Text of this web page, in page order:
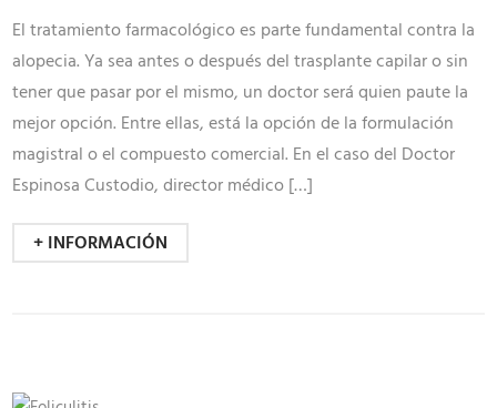
El tratamiento farmacológico es parte fundamental contra la
alopecia. Ya sea antes o después del trasplante capilar o sin
tener que pasar por el mismo, un doctor será quien paute la
mejor opción. Entre ellas, está la opción de la formulación
magistral o el compuesto comercial. En el caso del Doctor
Espinosa Custodio, director médico […]
+ INFORMACIÓN